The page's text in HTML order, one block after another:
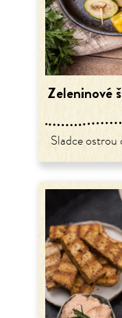
Zeleninové
Sladce